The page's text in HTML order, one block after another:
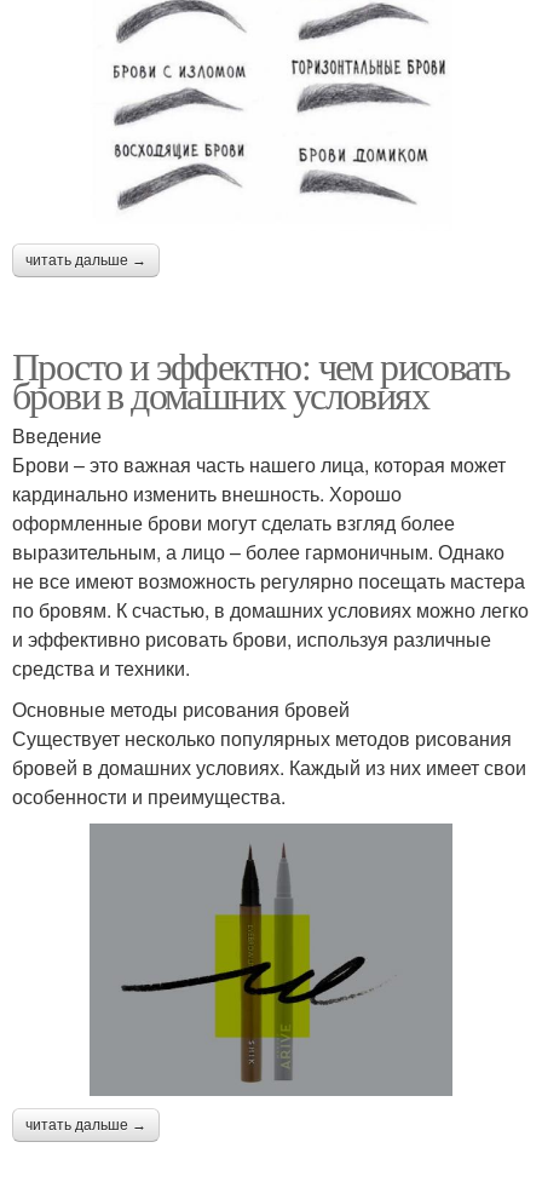
читать дальше →
Просто и эффектно: чем рисовать
брови в домашних условиях
Введение
Брови – это важная часть нашего лица, которая может
кардинально изменить внешность. Хорошо
оформленные брови могут сделать взгляд более
выразительным, а лицо – более гармоничным. Однако
не все имеют возможность регулярно посещать мастера
по бровям. К счастью, в домашних условиях можно легко
и эффективно рисовать брови, используя различные
средства и техники.
Основные методы рисования бровей
Существует несколько популярных методов рисования
бровей в домашних условиях. Каждый из них имеет свои
особенности и преимущества.
читать дальше →